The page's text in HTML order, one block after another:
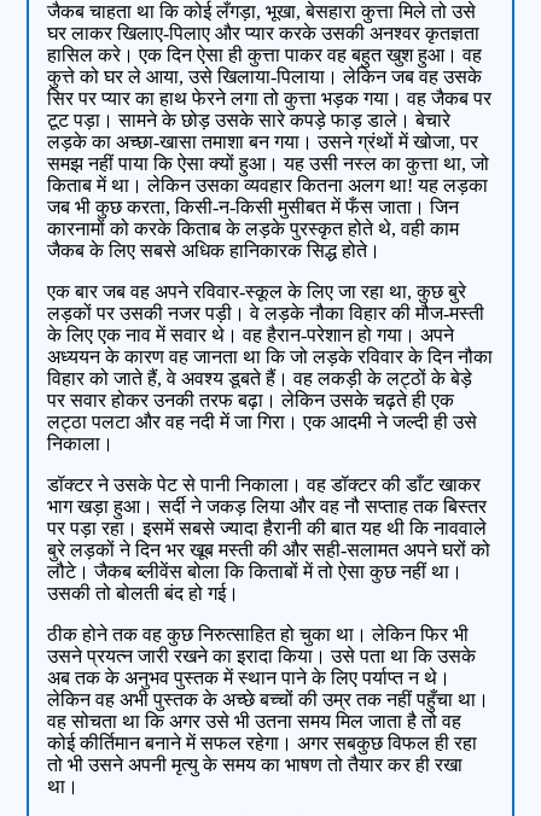
जैकब चाहता था कि कोई लँगड़ा, भूखा, बेसहारा कुत्ता मिले तो उसे
घर लाकर खिलाए-पिलाए और प्यार करके उसकी अनश्वर कृतज्ञता
हासिल करे। एक दिन ऐसा ही कुत्ता पाकर वह बहुत खुश हुआ। वह
कुत्ते को घर ले आया, उसे खिलाया-पिलाया। लेकिन जब वह उसके
सिर पर प्यार का हाथ फेरने लगा तो कुत्ता भड़क गया। वह जैकब पर
टूट पड़ा। सामने के छोड़ उसके सारे कपड़े फाड़ डाले। बेचारे
लड़के का अच्छा-खासा तमाशा बन गया। उसने ग्रंथों में खोजा, पर
समझ नहीं पाया कि ऐसा क्यों हुआ। यह उसी नस्ल का कुत्ता था, जो
किताब में था। लेकिन उसका व्यवहार कितना अलग था! यह लड़का
जब भी कुछ करता, किसी-न-किसी मुसीबत में फँस जाता। जिन
कारनामों को करके किताब के लड़के पुरस्कृत होते थे, वही काम
जैकब के लिए सबसे अधिक हानिकारक सिद्ध होते।
एक बार जब वह अपने रविवार-स्कूल के लिए जा रहा था, कुछ बुरे
लड़कों पर उसकी नजर पड़ी। वे लड़के नौका विहार की मौज-मस्ती
के लिए एक नाव में सवार थे। वह हैरान-परेशान हो गया। अपने
अध्ययन के कारण वह जानता था कि जो लड़के रविवार के दिन नौका
विहार को जाते हैं, वे अवश्य डूबते हैं। वह लकड़ी के लट्ठों के बेड़े
पर सवार होकर उनकी तरफ बढ़ा। लेकिन उसके चढ़ते ही एक
लट्ठा पलटा और वह नदी में जा गिरा। एक आदमी ने जल्दी ही उसे
निकाला।
डॉक्टर ने उसके पेट से पानी निकाला। वह डॉक्टर की डाँट खाकर
भाग खड़ा हुआ। सर्दी ने जकड़ लिया और वह नौ सप्ताह तक बिस्तर
पर पड़ा रहा। इसमें सबसे ज्यादा हैरानी की बात यह थी कि नाववाले
बुरे लड़कों ने दिन भर खूब मस्ती की और सही-सलामत अपने घरों को
लौटे। जैकब ब्लीवेंस बोला कि किताबों में तो ऐसा कुछ नहीं था।
उसकी तो बोलती बंद हो गई।
ठीक होने तक वह कुछ निरुत्साहित हो चुका था। लेकिन फिर भी
उसने प्रयत्न जारी रखने का इरादा किया। उसे पता था कि उसके
अब तक के अनुभव पुस्तक में स्थान पाने के लिए पर्याप्त न थे।
लेकिन वह अभी पुस्तक के अच्छे बच्चों की उम्र तक नहीं पहुँचा था।
वह सोचता था कि अगर उसे भी उतना समय मिल जाता है तो वह
कोई कीर्तिमान बनाने में सफल रहेगा। अगर सबकुछ विफल ही रहा
तो भी उसने अपनी मृत्यु के समय का भाषण तो तैयार कर ही रखा
था।